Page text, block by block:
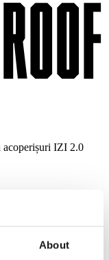
About
acoperișuri IZI 2.0
2.0